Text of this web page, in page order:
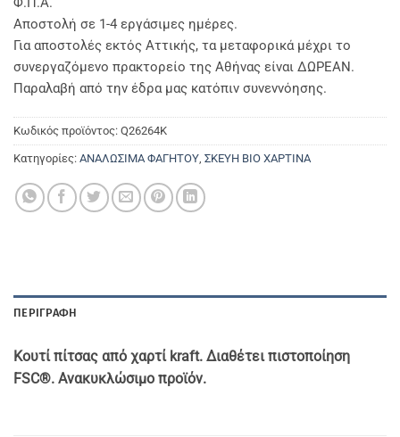
Αποστολή σε 1-4 εργάσιμες ημέρες.
Για αποστολές εκτός Αττικής, τα μεταφορικά μέχρι το
συνεργαζόμενο πρακτορείο της Αθήνας είναι ΔΩΡΕΑΝ.
Παραλαβή από την έδρα μας κατόπιν συνεννόησης.
Κωδικός προϊόντος: Q26264K
Κατηγορίες: ΑΝΑΛΩΣΙΜΑ ΦΑΓΗΤΟΥ ΣΚΕΥΗ ΒΙΟ ΧΑΡΤΙΝΑ
ΠΕΡΙΓΡΑΦΉ
Κουτί πίτσας από χαρτί kraft. Διαθέτει πιστοποίηση
FSC®. Ανακυκλώσιμο προϊόν.